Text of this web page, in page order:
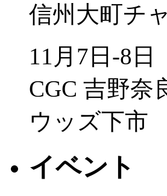
信州大町チ
11月7日-8日
CGC 吉野奈
ウッズ下市
イベント